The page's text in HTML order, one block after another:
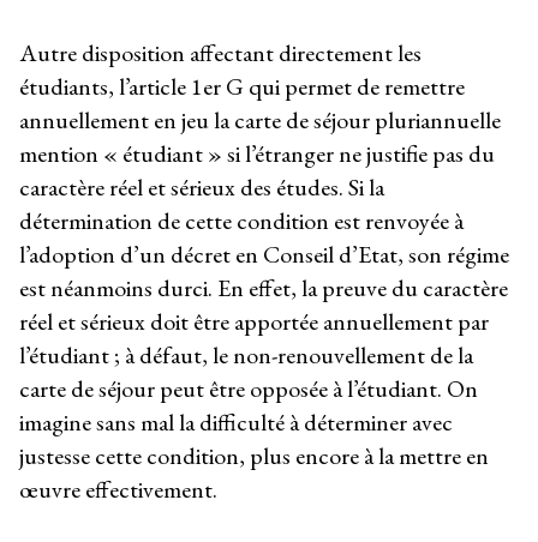
Autre disposition affectant directement les
étudiants, l’article 1erG qui permet de remettre
annuellement en jeu la carte de séjour pluriannuelle
mention « étudiant » si l’étranger ne justifie pas du
caractère réel et sérieux des études. Si la
détermination de cette condition est renvoyée à
l’adoption d’un décret en Conseil d’Etat, son régime
est néanmoins durci. En effet, la preuve du caractère
réel et sérieux doit être apportée annuellement par
l’étudiant ; à défaut, le non-renouvellement de la
carte de séjour peut être opposée à l’étudiant. On
imagine sans mal la difficulté à déterminer avec
justesse cette condition, plus encore à la mettre en
œuvre effectivement.